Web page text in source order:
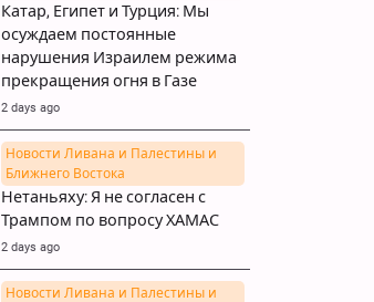
Катар, Египет и Турция: Мы
осуждаем постоянные
нарушения Израилем режима
прекращения огня в Газе
2 days ago
Новости Ливана и Палестины и
Ближнего Востока
Нетаньяху: Я не согласен с
Трампом по вопросу ХАМАС
2 days ago
Новости Ливана и Палестины и